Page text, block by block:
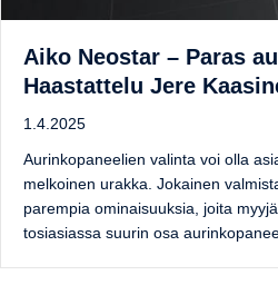
Aiko Neostar – Paras
Haastattelu Jere
1.4.2025
Aurinkopaneelien valinta voi olla
melkoinen urakka. Jokainen
parempia ominaisuuksia, joita
tosiasiassa suurin osa